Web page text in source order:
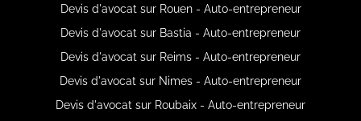
Devis d'avocat sur Rouen - Auto-entrepreneur
Devis d'avocat sur Bastia - Auto-entrepreneur
Devis d'avocat sur Reims - Auto-entrepreneur
Devis d'avocat sur Nimes - Auto-entrepreneur
Devis d'avocat sur Roubaix - Auto-entrepreneur